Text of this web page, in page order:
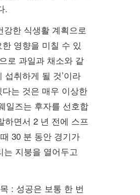
.
한 식생활 계획으로
영향을 미칠 수 있
로 과일과 채소와 같
취하게 될 것’이라
는 것은 매우 이상한
일즈는 후자를 선호합
하면서 2 년 전에 스프
30 분 동안 경기가
는 지붕을 열어두고
: 성공은 보통 한 번